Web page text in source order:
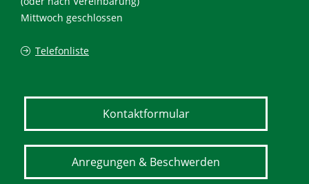
Mittwoch geschlossen
Telefonliste
Kontaktformular
Anregungen & Beschwerden